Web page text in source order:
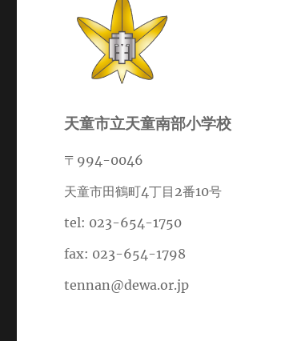
天童市立天童南部小学校
〒994-0046
天童市田鶴町4丁目2番10号
tel: 023-654-1750
fax: 023-654-1798
tennan@dewa.or.jp